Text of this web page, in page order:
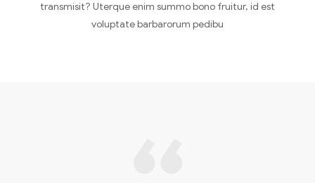
transmisit? Uterque enim summo bono fruitur, id est
voluptate barbarorum pedibu